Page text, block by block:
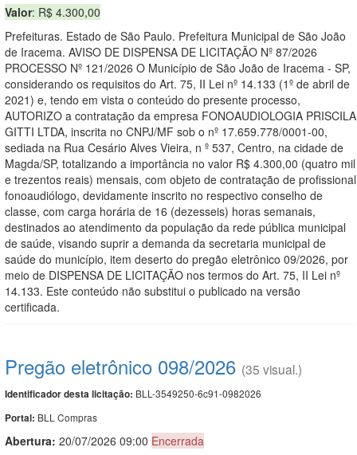
Valor: R$ 4.300,00
Prefeituras. Estado de São Paulo. Prefeitura Municipal de São João
de Iracema. AVISO DE DISPENSA DE LICITAÇÃO Nº 87/2026
PROCESSO Nº 121/2026 O Município de São João de Iracema - SP,
considerando os requisitos do Art. 75, II Lei nº 14.133 (1º de abril de
2021) e, tendo em vista o conteúdo do presente processo,
AUTORIZO a contratação da empresa FONOAUDIOLOGIA PRISCILA
GITTI LTDA, inscrita no CNPJ/MF sob o nº 17.659.778/0001-00,
sediada na Rua Cesário Alves Vieira, n º 537, Centro, na cidade de
Magda/SP, totalizando a importância no valor R$ 4.300,00 (quatro mil
e trezentos reais) mensais, com objeto de contratação de profissional
fonoaudiólogo, devidamente inscrito no respectivo conselho de
classe, com carga horária de 16 (dezesseis) horas semanais,
destinados ao atendimento da população da rede pública municipal
de saúde, visando suprir a demanda da secretaria municipal de
saúde do município, item deserto do pregão eletrônico 09/2026, por
meio de DISPENSA DE LICITAÇÃO nos termos do Art. 75, II Lei nº
14.133. Este conteúdo não substitui o publicado na versão
certificada.
Pregão eletrônico 098/2026 (35 visual.)
Identificador desta licitação: BLL-3549250-6c91-0982026
Portal: BLL Compras
Abertura: 20/07/2026 09:00 Encerrada